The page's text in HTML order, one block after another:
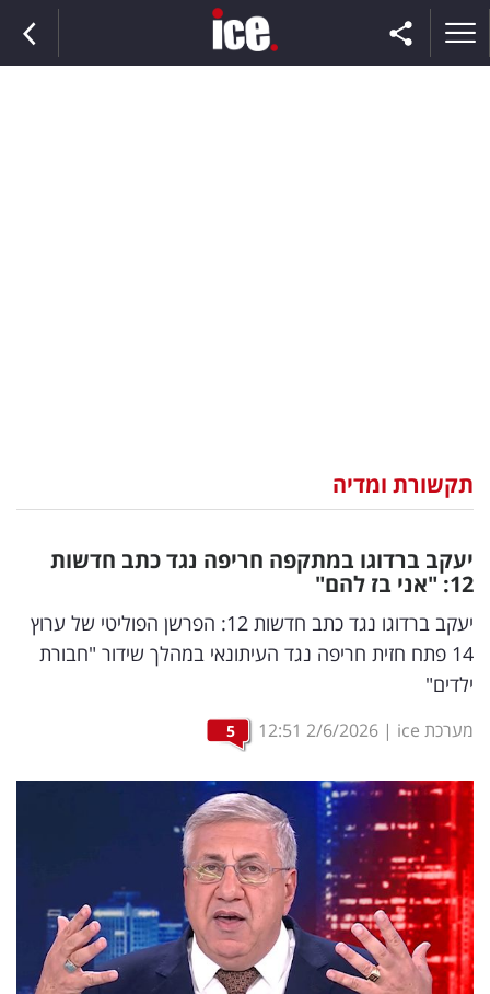
וצרכנות
דיגיטל
וטק
שיווק
ופרסום
מדדים
ומחקרים
דעות
רכילות
עסקית
תקשורת ומדיה
יעקב ברדוגו במתקפה חריפה נגד כתב חדשות
12: "אני בז להם"
יעקב ברדוגו נגד כתב חדשות 12: הפרשן הפוליטי של ערוץ
14 פתח חזית חריפה נגד העיתונאי במהלך שידור "חבורת
ילדים"
מערכת ice |
2/6/2026
12:51
5